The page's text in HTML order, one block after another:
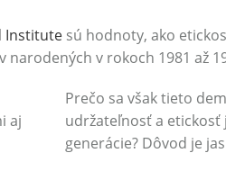
Institute sú hodnoty, ako
narodených v rokoch 1981 až
aj
Prečo sa však tieto
udržateľnosť a etickosť
generácie? Dôvod je